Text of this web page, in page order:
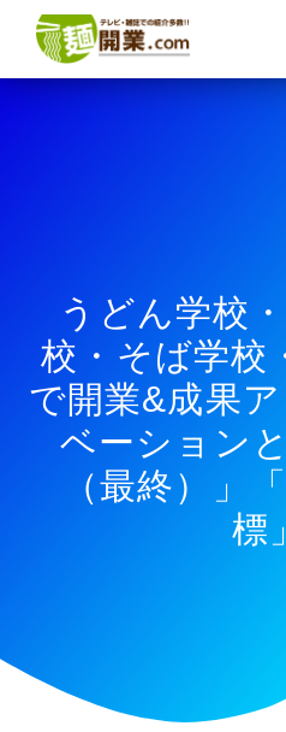
うどん学校
校・そば学校
で開業&成果
ベーション
（最終）」
標」